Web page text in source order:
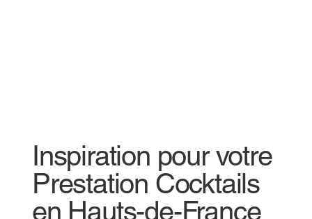
Inspiration pour votre
Prestation Cocktails
en Hauts-de-France